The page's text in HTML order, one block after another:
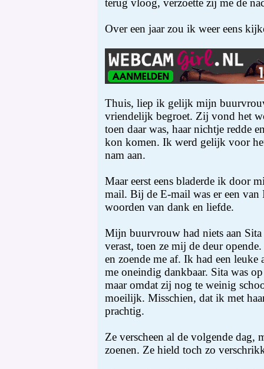
terug vloog, verzoette zij me de
Over een jaar zou ik weer eens
Thuis, liep ik gelijk mijn
vriendelijk begroet. Zij vond het
toen daar was, haar nichtje redde
kon komen. Ik werd gelijk voor
nam aan.
Maar eerst eens bladerde ik door
mail. Bij de E-mail was er een van
woorden van dank en liefde.
Mijn buurvrouw had niets aan
verast, toen ze mij de deur
en zoende me af. Ik had een
me oneindig dankbaar. Sita was
maar omdat zij nog te weinig
moeilijk. Misschien, dat ik met
prachtig.
Ze verscheen al de volgende dag,
zoenen. Ze hield toch zo